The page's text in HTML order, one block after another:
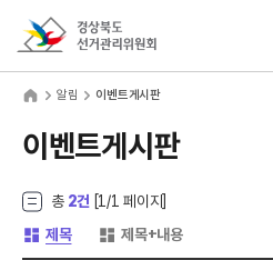
알림 이벤트게시판
이벤트게시판
총 2건 [1/1 페이지]
제목 제목+내용